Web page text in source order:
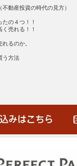
動産投資の時代の見方）
の４つ！！
売れる！！
るのか。
う方法